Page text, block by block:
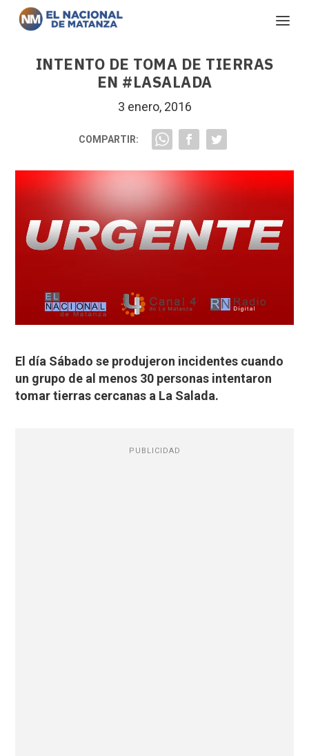
INTENTO DE TOMA DE TIERRAS
EN #LASALADA
3 enero, 2016
COMPARTIR:
El día Sábado se produjeron incidentes cuando
un grupo de al menos 30 personas intentaron
tomar tierras cercanas a La Salada.
PUBLICIDAD